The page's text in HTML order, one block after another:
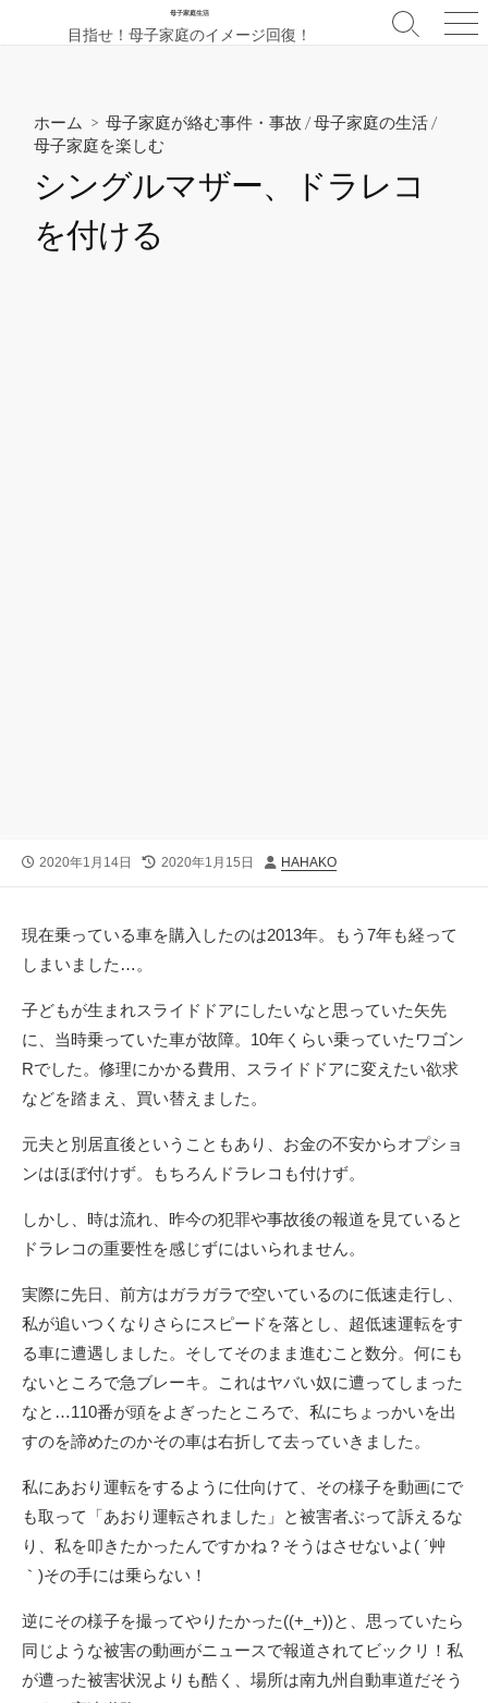
ン
母子家庭生活
目指せ！母子家庭のイメージ回復！
検
替
え
メ
ホーム > 母子家庭が絡む事件・事故 /母子家庭の生活 /
母子家庭を楽しむ
シングルマザー、ドラレコ
を付ける
公
2020年1月14日
最
日
2020年1月15日
投
HAHAKO
現在乗っている車を購入したのは2013年。もう7年も経って
しまいました…。
子どもが生まれスライドドアにしたいなと思っていた矢先
に、当時乗っていた車が故障。10年くらい乗っていたワゴン
Rでした。修理にかかる費用、スライドドアに変えたい欲求
などを踏まえ、買い替えました。
元夫と別居直後ということもあり、お金の不安からオプショ
ンはほぼ付けず。もちろんドラレコも付けず。
しかし、時は流れ、昨今の犯罪や事故後の報道を見ていると
ドラレコの重要性を感じずにはいられません。
実際に先日、前方はガラガラで空いているのに低速走行し、
私が追いつくなりさらにスピードを落とし、超低速運転をす
る車に遭遇しました。そしてそのまま進むこと数分。何にも
ないところで急ブレーキ。これはヤバい奴に遭ってしまった
なと…110番が頭をよぎったところで、私にちょっかいを出
すのを諦めたのかその車は右折して去っていきました。
私にあおり運転をするように仕向けて、その様子を動画にで
も取って「あおり運転されました」と被害者ぶって訴えるな
り、私を叩きたかったんですかね？そうはさせないよ( ´艸
｀)その手には乗らない！
逆にその様子を撮ってやりたかった((+_+))と、思っていたら
同じような被害の動画がニュースで報道されてビックリ！私
が遭った被害状況よりも酷く、場所は南九州自動車道だそう